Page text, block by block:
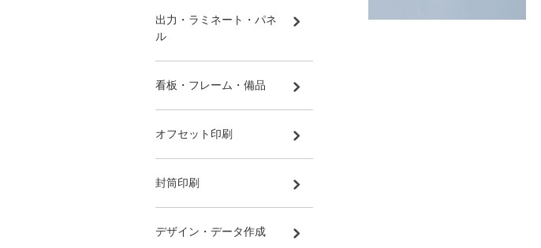
出力・ラミネート・パネ
ル
看板・フレーム・備品
オフセット印刷
封筒印刷
デザイン・データ作成